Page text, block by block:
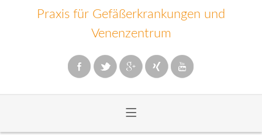
Praxis für Gefäßerkrankungen und
Venenzentrum
≡